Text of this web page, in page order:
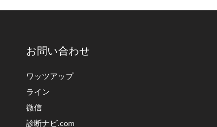
お問い合わせ
ワッツアップ
ライン
微信
診断ナビ.com